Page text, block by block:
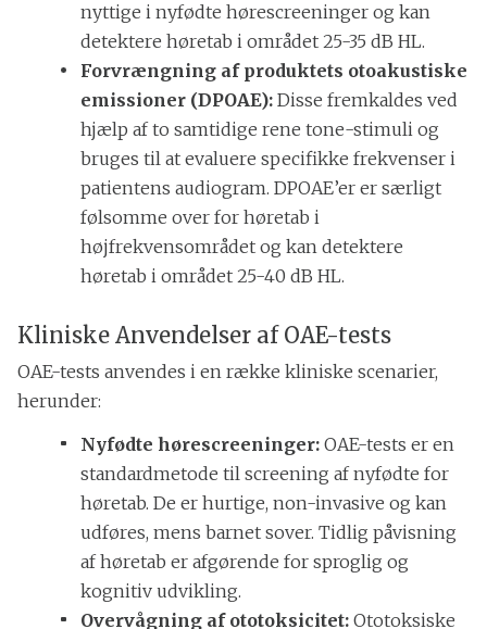
nyttige i nyfødte hørescreeninger og kan
detektere høretab i området 25-35 dB HL.
Forvrængning af produktets otoakustiske
emissioner (DPOAE):Disse fremkaldes ved
hjælp af to samtidige rene tone-stimuli og
bruges til at evaluere specifikke frekvenser i
patientens audiogram. DPOAE’er er særligt
følsomme over for høretab i
højfrekvensområdet og kan detektere
høretab i området 25-40 dB HL.
Kliniske Anvendelser af OAE-tests
OAE-tests anvendes i en række kliniske scenarier,
herunder:
Nyfødte hørescreeninger:OAE-tests er en
standardmetode til screening af nyfødte for
høretab. De er hurtige, non-invasive og kan
udføres, mens barnet sover. Tidlig påvisning
af høretab er afgørende for sproglig og
kognitiv udvikling.
Overvågning af ototoksicitet:Ototoksiske